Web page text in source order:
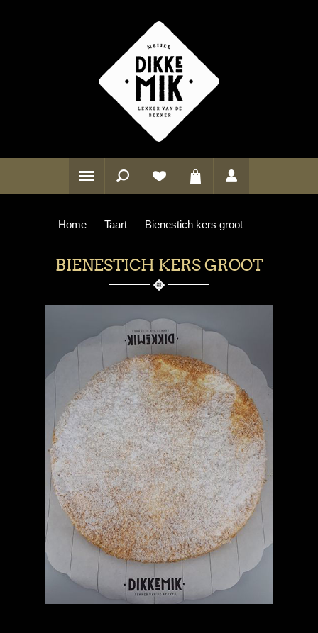
Home Taart Bienestich kers groot
BIENESTICH KERS GROOT